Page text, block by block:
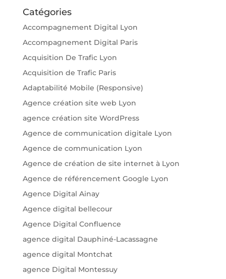
Catégories
Accompagnement Digital Lyon
Accompagnement Digital Paris
Acquisition De Trafic Lyon
Acquisition de Trafic Paris
Adaptabilité Mobile (Responsive)
Agence création site web Lyon
agence création site WordPress
Agence de communication digitale Lyon
Agence de communication Lyon
Agence de création de site internet à Lyon
Agence de référencement Google Lyon
Agence Digital Ainay
Agence digital bellecour
Agence Digital Confluence
agence digital Dauphiné-Lacassagne
agence digital Montchat
agence Digital Montessuy